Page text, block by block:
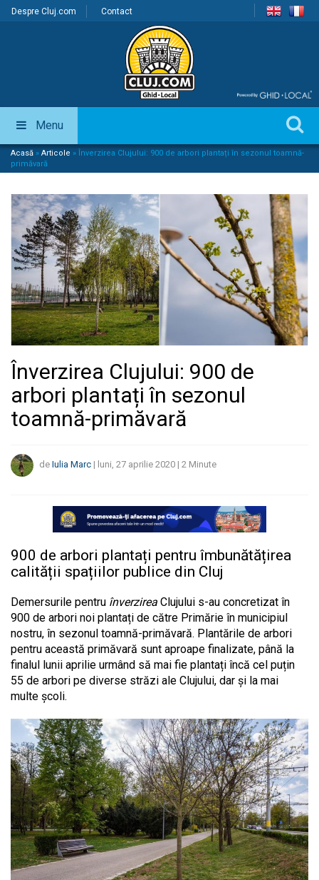
Despre Cluj.com Contact
Menu
Acasă » Articole » Înverzirea Clujului: 900 de arbori plantați în sezonul toamnă-
primăvară
Înverzirea Clujului: 900 de
arbori plantați în sezonul
toamnă-primăvară
de Iulia Marc | luni, 27 aprilie 2020 | 2 Minute
900 de arbori plantați pentru îmbunătățirea
calității spațiilor publice din Cluj
Demersurile pentru înverzirea Clujului s-au concretizat în
900 de arbori noi plantați de către Primărie în municipiul
nostru, în sezonul toamnă-primăvară. Plantările de arbori
pentru această primăvară sunt aproape finalizate, până la
finalul lunii aprilie urmând să mai fie plantați încă cel puțin
55 de arbori pe diverse străzi ale Clujului, dar și la mai
multe școli.